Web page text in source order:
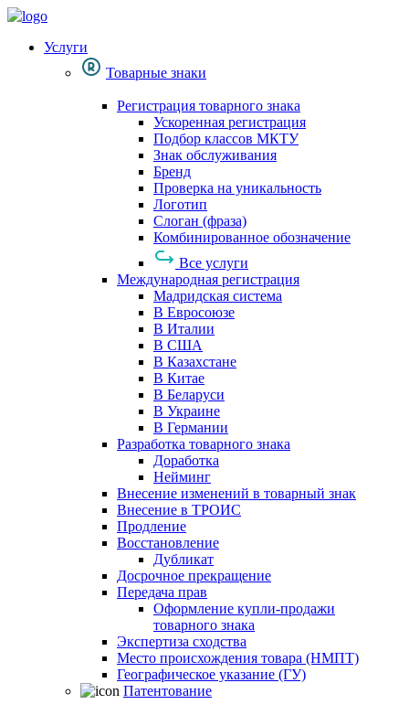
Услуги
Товарные знаки
Регистрация товарного знака
Ускоренная регистрация
Подбор классов МКТУ
Знак обслуживания
Бренд
Проверка на уникальность
Логотип
Слоган (фраза)
Комбинированное обозначение
Все услуги
Международная регистрация
Мадридская система
В Евросоюзе
В Италии
В США
В Казахстане
В Китае
В Беларуси
В Украине
В Германии
Разработка товарного знака
Доработка
Нейминг
Внесение изменений в товарный знак
Внесение в ТРОИС
Продление
Восстановление
Дубликат
Досрочное прекращение
Передача прав
Оформление купли-продажи
товарного знака
Экспертиза сходства
Место происхождения товара (НМПТ)
Географическое указание (ГУ)
Патентование